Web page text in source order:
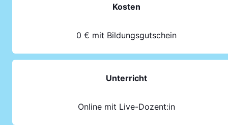
Kosten
0 € mit Bildungsgutschein
Unterricht
Online mit Live-Dozent:in